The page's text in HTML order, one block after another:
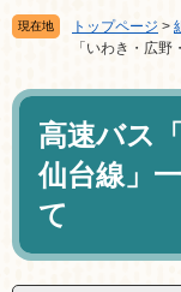
頭
で
飛
ば
現在地 トップページ >
「いわき・広
本
高速バス
仙台線」
て